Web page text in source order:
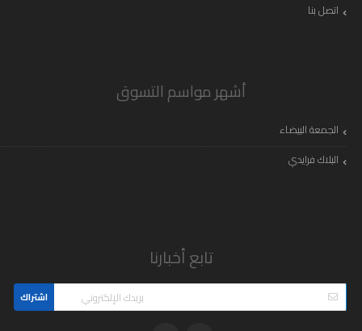
اتصل بنا
أشهر مواسم التسوق
الجمعة البيضاء
البلاك فرايدي
تابع أخبارنا
اشتراك